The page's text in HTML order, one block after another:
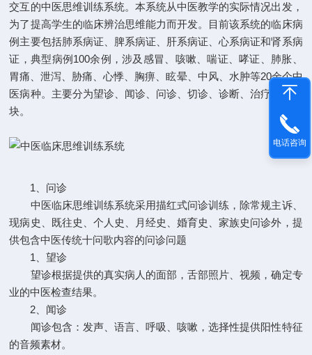
交互的中医思维训练系统。本系统从中医教学的实际情况出发，
为了提高学生的临床辨治思维能力而开发。目前该系统的临床病
例主要包括肺系病证、脾系病证、肝系病证、心系病证和肾系病
证，典型病例100余例，涉及感冒、咳嗽、喘证、哮证、肺胀、
胃痛、泄泻、胁痛、心悸、胸痹、眩晕、中风、水肿等20余个中
医病种。主要分为望诊、闻诊、问诊、切诊、诊断、治疗六个模
块。
1、问诊
中医临床思维训练系统采用描红式问诊训练，除常规主诉、
现病史、既往史、个人史、月经史、婚育史、家族史问诊外，提
供包含中医传统十问歌内容的问诊问题
1、望诊
望诊根据提供的真实病人的面部，舌部照片、视频，确定专
业的中医检查结果。
2、闻诊
闻诊包含：发声、语言、呼吸、咳嗽，选择性提供阳性特征
的音频素材。
电话咨询